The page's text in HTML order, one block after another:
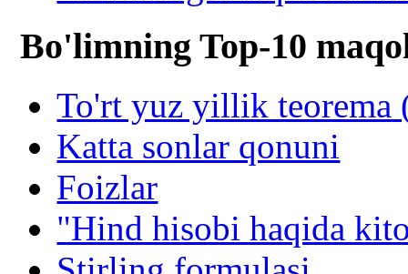
Bo'limning Top-10
To'rt yuz yillik teorema
Katta sonlar qonuni
Foizlar
"Hind hisobi haqida